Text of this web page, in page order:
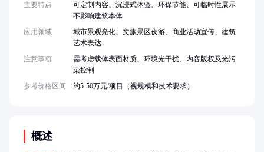
概述
主要特点
可定制内容、沉浸式体验、环保节能、可临时性展示
不影响建筑本体
应用领域
城市景观亮化、文旅景区夜游、商业活动宣传、建筑
艺术表达
注意事项
需考虑载体表面材质、环境光干扰、内容版权及光污
染控制
参考价格区间
约5-50万元/项目（视规模和技术要求）